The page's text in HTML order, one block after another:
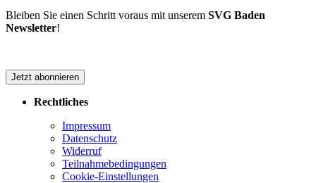
Bleiben Sie einen Schritt voraus mit unserem SVG Baden
Newsletter!
Jetzt abonnieren
Rechtliches
Impressum
Datenschutz
Widerruf
Teilnahmebedingungen
Cookie-Einstellungen